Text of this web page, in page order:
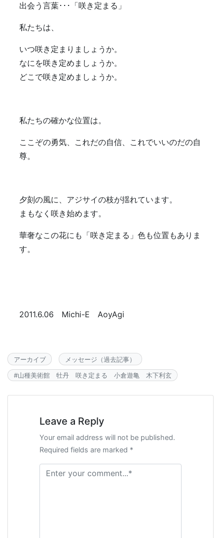
出会う言葉･･･「咲き定まる」
私たちは、
いつ咲き定まりましょうか。
なにを咲き定めましょうか。
どこで咲き定めましょうか。
私たちの確かな位置は。
ここぞの勇気、これだの自信、これでいいのだの自
尊。
夕刻の風に、アジサイの枝が揺れています。
まもなく咲き始めます。
華奢なこの花にも「咲き定まる」色も位置もありま
す。
2011.6.06 Michi-E AoyAgi
アーカイブ メッセージ（過去記事）
#山種美術館 牡丹 咲き定まる 小倉遊亀 木下利玄
Leave a Reply
Your email address will not be published.
Required fields are marked *